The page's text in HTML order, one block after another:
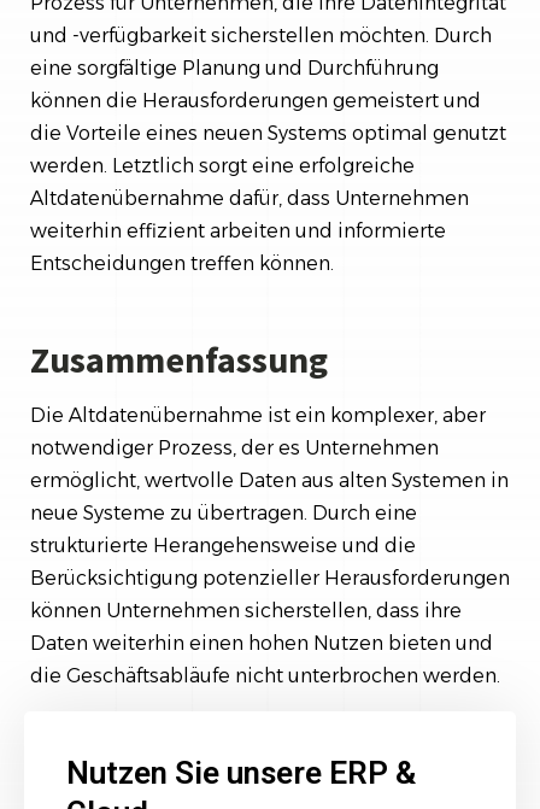
und -verfügbarkeit sicherstellen möchten. Durch
eine sorgfältige Planung und Durchführung
können die Herausforderungen gemeistert und
die Vorteile eines neuen Systems optimal genutzt
werden. Letztlich sorgt eine erfolgreiche
Altdatenübernahme dafür, dass Unternehmen
weiterhin effizient arbeiten und informierte
Entscheidungen treffen können.
Zusammenfassung
Die Altdatenübernahme ist ein komplexer, aber
notwendiger Prozess, der es Unternehmen
ermöglicht, wertvolle Daten aus alten Systemen in
neue Systeme zu übertragen. Durch eine
strukturierte Herangehensweise und die
Berücksichtigung potenzieller Herausforderungen
können Unternehmen sicherstellen, dass ihre
Daten weiterhin einen hohen Nutzen bieten und
die Geschäftsabläufe nicht unterbrochen werden.
Nutzen Sie unsere ERP &